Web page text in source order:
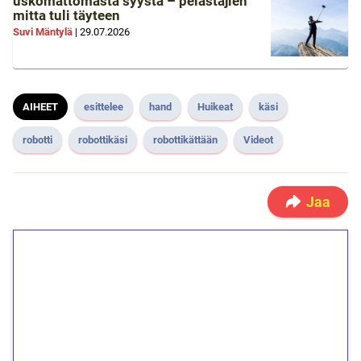
mitta tuli täyteen
Suvi Mäntylä | 29.07.2026
AIHEET esittelee hand Huikeat käsi
robotti robottikäsi robottikättään Videot
Jaa